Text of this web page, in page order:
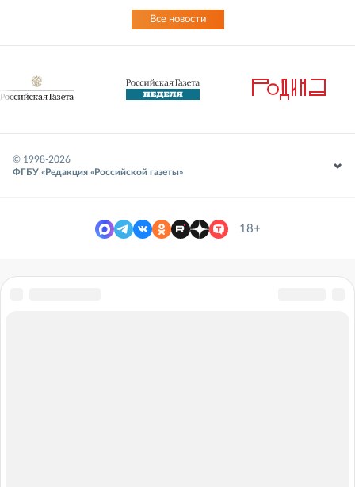
Все новости
© 1998-2026
ФГБУ «Редакция «Российской газеты»
18+